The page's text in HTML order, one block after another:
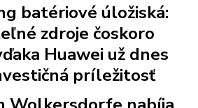
batériové úložiská:
zdroje čoskoro
Huawei už dnes
príležitosť